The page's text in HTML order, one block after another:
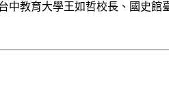
教育大學王如哲校長、國史館